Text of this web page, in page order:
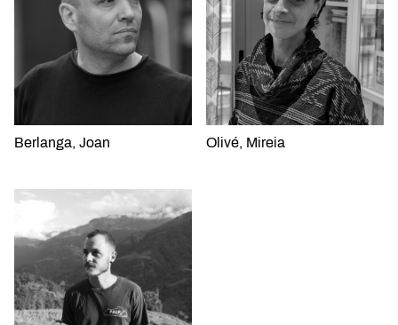
Berlanga, Joan Olivé, Mireia